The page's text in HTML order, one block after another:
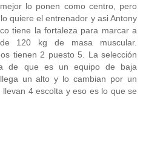
lo ponen como centro, pero
quiere el entrenador y asi Antony
tiene la fortaleza para marcar a
120 kg de masa muscular.
tienen 2 puesto 5. La selección
de que es un equipo de baja
un alto y lo cambian por un
4 escolta y eso es lo que se